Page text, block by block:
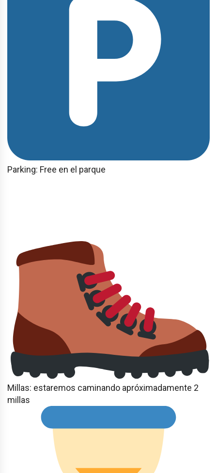
Parking: Free en el parque
Millas: estaremos caminando apróximadamente 2
millas